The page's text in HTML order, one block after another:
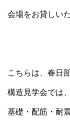
会場をお貸しい
こちらは、春日
構造見学会では
基礎・配筋・耐